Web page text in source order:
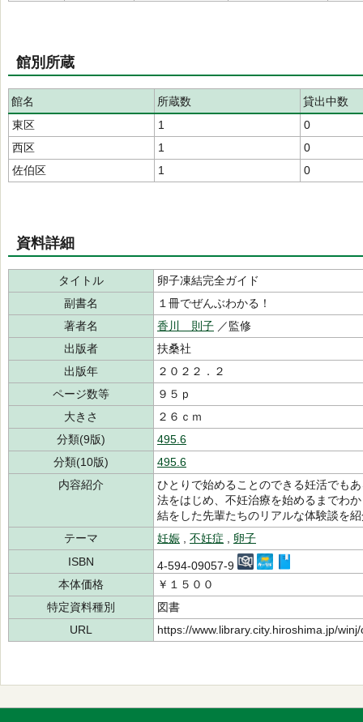
館別所蔵
館名 所蔵数
貸出中数
東区
1
0
西区
1
0
佐伯区
1 0
資料詳細
タイトル
卵子凍結完全ガイド
副書名
１冊でぜんぶわかる！
著者名
香川 則子 ／監修
出版者
扶桑社
出版年
２０２２．２
ページ数等
９５ｐ
大きさ
２６ｃｍ
分類(9版)
495.6
分類(10版)
495.6
内容紹介
ひとりで始めることのできる妊活でも
法をはじめ、不妊治療を始めるまでわ
結をした先輩たちのリアルな体験談を
テーマ
妊娠 不妊症
卵子
ISBN
4-594-09057-9
本体価格
￥１５００
特定資料種別
図書
URL
https://www.library.city.hiroshima.jp/